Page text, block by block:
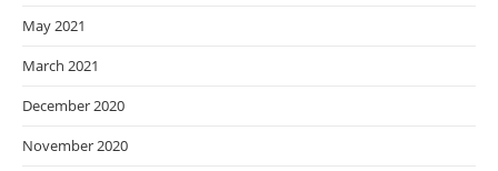
May 2021
March 2021
December 2020
November 2020